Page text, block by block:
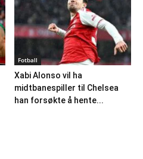
Fotball
Xabi Alonso vil ha
midtbanespiller til Chelsea
han forsøkte å hente...